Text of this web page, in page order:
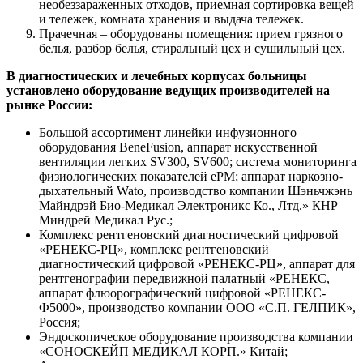
необеззараженных отходов, приемная сортировка вещей
и тележек, комната хранения и выдача тележек.
Прачечная – оборудованы помещения: прием грязного
белья, разбор белья, стиральный цех и сушильный цех.
В диагностических и лечебных корпусах больницы
установлено оборудование ведущих производителей на
рынке России:
Большой ассортимент линейки инфузионного
оборудования BeneFusion, аппарат искусственной
вентиляции легких SV300, SV600; система мониторинга
физиологических показателей ePM; аппарат наркозно-
дыхательный Wato, производство компании Шэньчжэнь
Майндрэй Био-Медикал Электроникс Ко., Лтд.» КНР
Миндрей Медикал Рус.;
Комплекс рентгеновский диагностический цифровой
«РЕНЕКС-РЦ», комплекс рентгеновский
диагностический цифровой «РЕНЕКС-РЦ», аппарат для
рентгенографии передвижной палатный «РЕНЕКС,
аппарат флюорографический цифровой «РЕНЕКС-
Ф5000», производство компании ООО «С.П. ГЕЛПИК»,
Россия;
Эндоскопическое оборудование производства компании
«СОНОСКЕЙП МЕДИКАЛ КОРП.» Китай;